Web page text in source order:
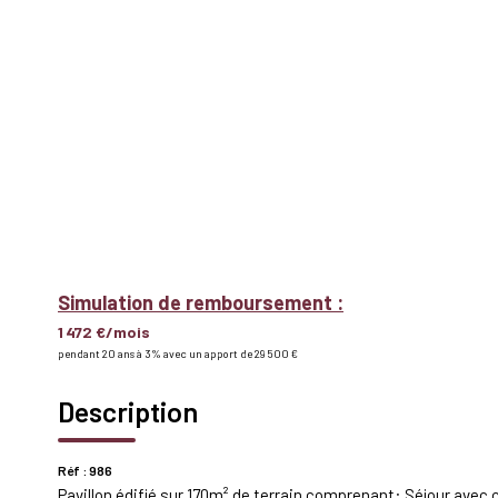
Simulation de remboursement :
1 472 €/mois
pendant 20 ans à 3% avec un apport de 29 500 €
Description
Réf : 986